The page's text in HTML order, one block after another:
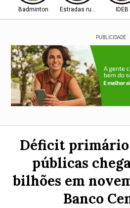
Badminton Estradas rurais IDEB
PUBLICIDADE
Déficit primário
públicas chega
bilhões em
Banco